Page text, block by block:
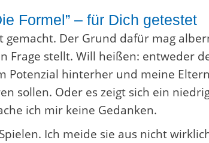
Formel” – für Dich getestet
Der Grund dafür mag
Frage stellt. Will heißen: entweder
Potenzial hinterher und meine
sollen. Oder es zeigt sich ein
ich mir keine Gedanken.
Ich meide sie aus nicht